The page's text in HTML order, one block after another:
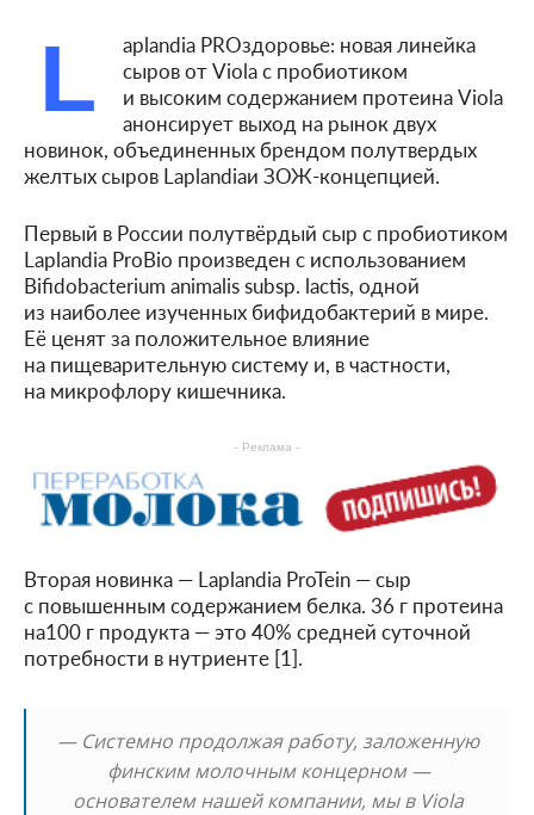
L
aplandia PROздоровье: новая линейка
сыров от Viola с пробиотиком
и высоким содержанием протеина Viola
анонсирует выход на рынок двух
новинок, объединенных брендом полутвердых
желтых сыров Laplandiaи ЗОЖ-концепцией.
Первый в России полутвёрдый сыр с пробиотиком
Laplandia ProBio произведен с использованием
Bifidobacterium animalis subsp. lactis, одной
из наиболее изученных бифидобактерий в мире.
Её ценят за положительное влияние
на пищеварительную систему и, в частности,
на микрофлору кишечника.
- Реклама -
Вторая новинка — Laplandia ProTein — сыр
с повышенным содержанием белка. 36 г протеина
на100 г продукта — это 40% средней суточной
потребности в нутриенте [1].
— Системно продолжая работу, заложенную
финским молочным концерном —
основателем нашей компании, мы в Viola